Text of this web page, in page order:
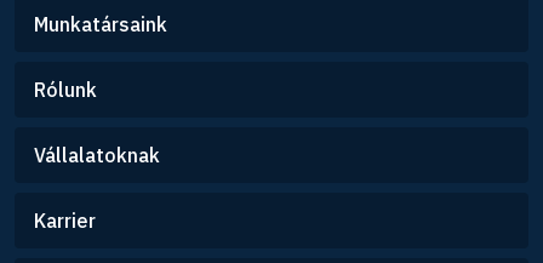
Munkatársaink
Rólunk
Vállalatoknak
Karrier